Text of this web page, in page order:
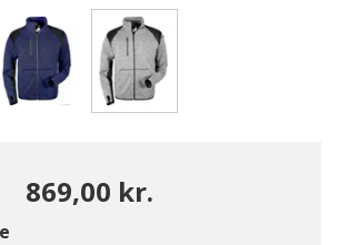
869,00 kr.